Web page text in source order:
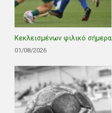
Κεκλεισμένων φιλικό σήμερα
01/08/2026